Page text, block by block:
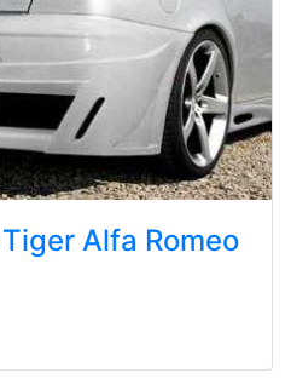
Alfa Romeo